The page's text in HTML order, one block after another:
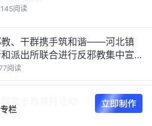
阅读
教、干群携手筑和谐——河北镇
派出所联合进行反邪教集中宣
阅读
警示教育月活动
阅读
栏